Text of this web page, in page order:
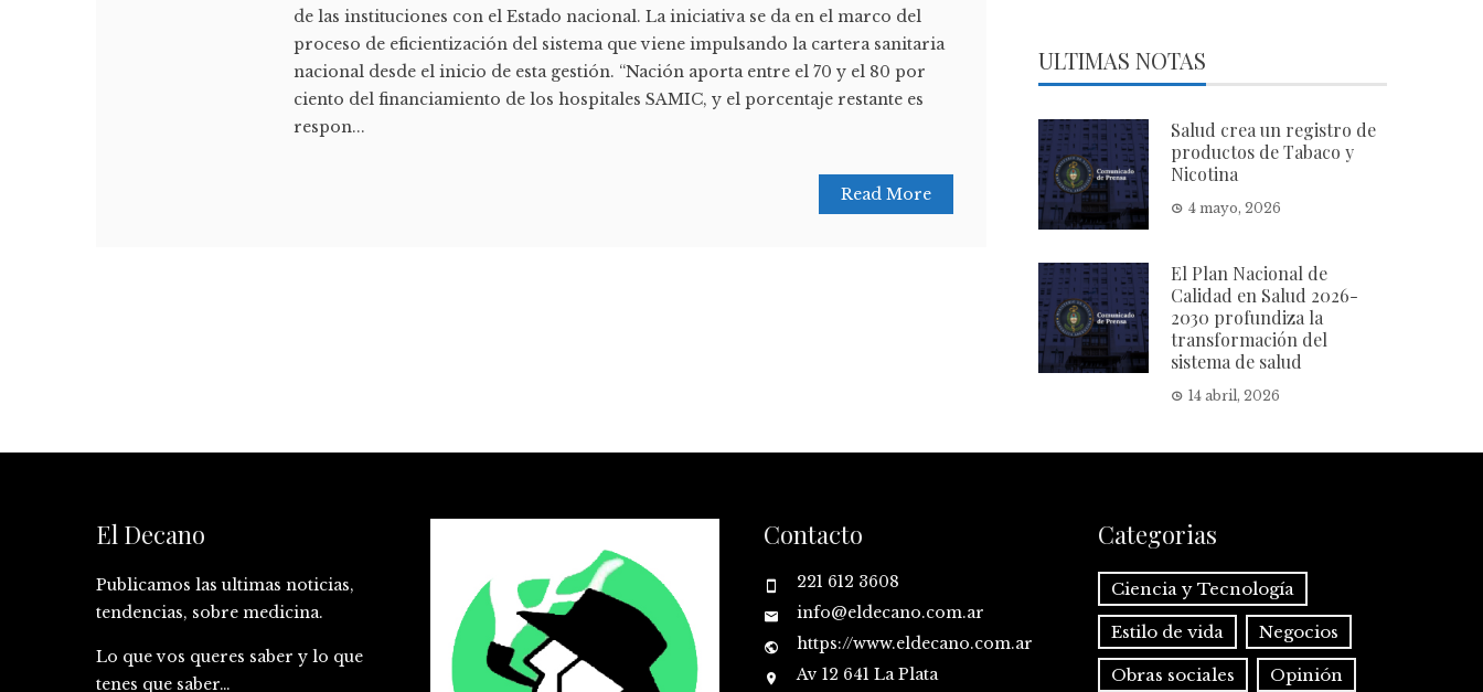
de las instituciones con el Estado nacional. La iniciativa se da en el marco del
proceso de eficientización del sistema que viene impulsando la cartera sanitaria
nacional desde el inicio de esta gestión. “Nación aporta entre el 70 y el 80 por
ciento del financiamiento de los hospitales SAMIC, y el porcentaje restante es
respon...
Read More
ULTIMAS NOTAS
Salud crea un registro de
productos de Tabaco y
Nicotina
4 mayo, 2026
El Plan Nacional de
Calidad en Salud 2026-
2030 profundiza la
transformación del
sistema de salud
14 abril, 2026
El Decano
Publicamos las ultimas noticias,
tendencias, sobre medicina.
Lo que vos queres saber y lo que
tenes que saber…
Contacto
221 612 3608
info@eldecano.com.ar
https://www.eldecano.com.ar
Av 12 641 La Plata
Categorias
Ciencia y Tecnología
Estilo de vida Negocios
Obras sociales Opinión